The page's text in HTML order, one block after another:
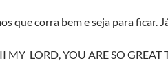
que corra bem e seja para ficar.
MY LORD, YOU ARE SO GREAT